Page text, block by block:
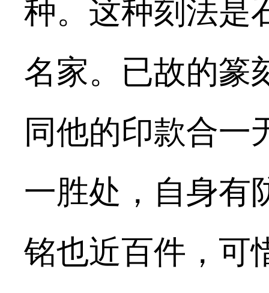
种。这种刻法是
名家。已故的篆
同他的印款合一
一胜处，自身有
铭也近百件，可